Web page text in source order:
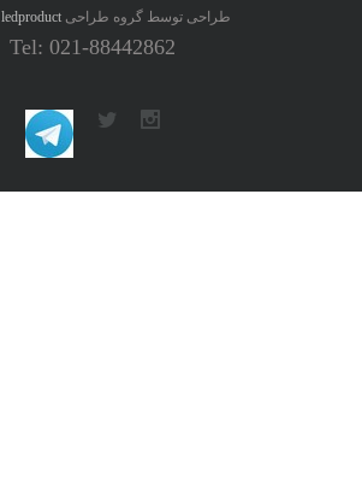
طراحی توسط گروه طراحی led4m :ledproduct
Tel: 021-88442862